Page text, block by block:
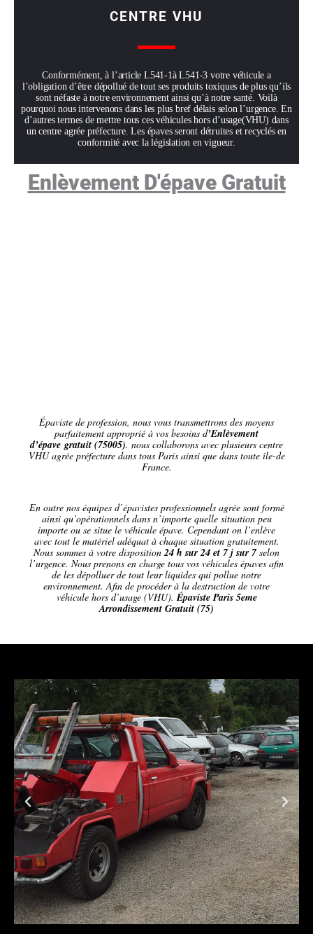
CENTRE VHU
Conformément, à l’article L541-1à L541-3 votre véhicule a
l’obligation d’être dépollué de tout ses produits toxiques de plus qu’ils
sont néfaste à notre environnement ainsi qu’à notre santé. Voilà
pourquoi nous intervenons dans les plus bref délais selon l’urgence. En
d’autres termes de mettre tous ces véhicules hors d’usage(VHU) dans
un centre agrée préfecture. Les épaves seront détruites et recyclés en
conformité avec la législation en vigueur.
Enlèvement D'épave Gratuit
Épaviste de profession, nous vous transmettrons des moyens
parfaitement approprié à vos besoins d’Enlèvement
d’épave gratuit (75005). nous collaborons avec plusieurs centre
VHU agrée préfecture dans tous Paris ainsi que dans toute île-de
France.
En outre nos équipes d’épavistes professionnels agrée sont formé
ainsi qu’opérationnels dans n’importe quelle situation peu
importe ou se situe le véhicule épave. Cependant on l’enlève
avec tout le matériel adéquat à chaque situation gratuitement.
Nous sommes à votre disposition24 h sur 24 et 7 j sur 7selon
l’urgence. Nous prenons en charge tous vos véhicules épaves afin
de les dépolluer de tout leur liquides qui pollue notre
environnement. Afin de procéder à la destruction de votre
véhicule hors d’usage (VHU).Épaviste Paris 5eme
Arrondissement Gratuit (75)